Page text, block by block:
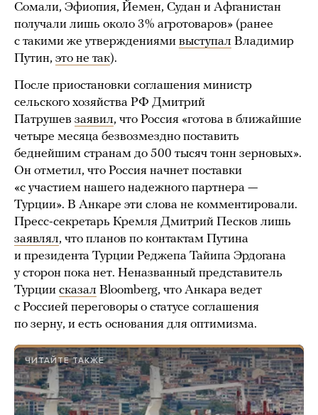
Сомали, Эфиопия, Йемен, Судан и Афганистан
получали лишь около 3% агротоваров» (ранее
с такими же утверждениями выступал Владимир
Путин, это не так).
После приостановки соглашения министр
сельского хозяйства РФ Дмитрий
Патрушев заявил, что Россия «готова в ближайшие
четыре месяца безвозмездно поставить
беднейшим странам до 500 тысяч тонн зерновых».
Он отметил, что Россия начнет поставки
«с участием нашего надежного партнера —
Турции». В Анкаре эти слова не комментировали.
Пресс-секретарь Кремля Дмитрий Песков лишь
заявлял, что планов по контактам Путина
и президента Турции Реджепа Тайипа Эрдогана
у сторон пока нет. Неназванный представитель
Турции сказал Bloomberg, что Анкара ведет
с Россией переговоры о статусе соглашения
по зерну, и есть основания для оптимизма.
ЧИТАЙТЕ ТАКЖЕ